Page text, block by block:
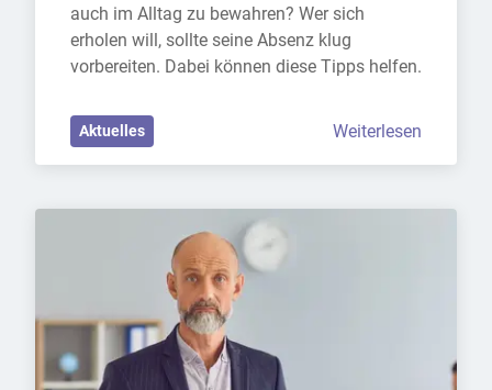
auch im Alltag zu bewahren? Wer sich
erholen will, sollte seine Absenz klug
vorbereiten. Dabei können diese Tipps helfen.
Aktuelles Weiterlesen